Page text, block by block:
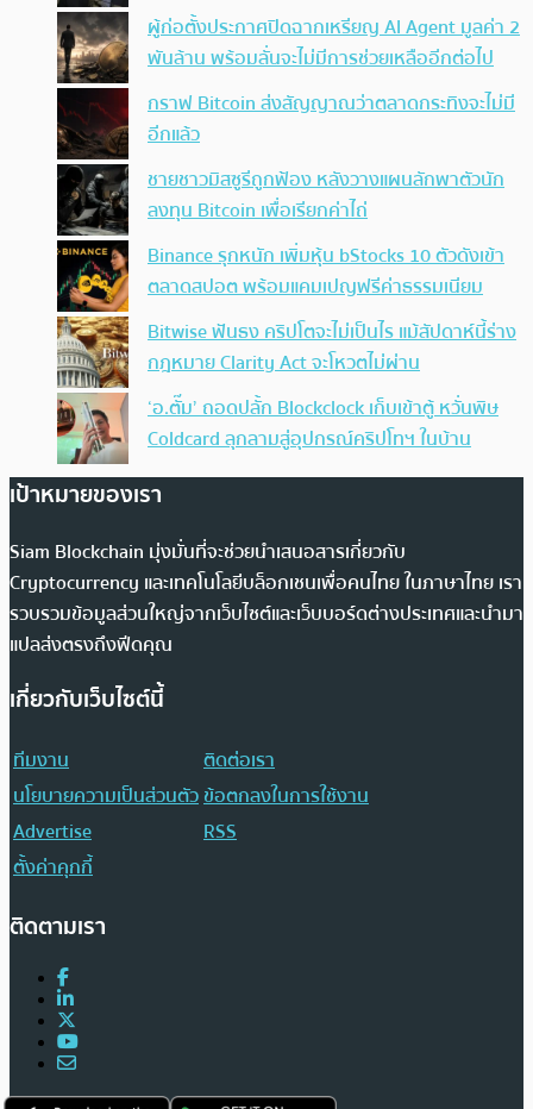
ผู้ก่อตั้งประกาศปิดฉากเหรียญ AI Agent มูลค่า 2
พันล้าน พร้อมลั่นจะไม่มีการช่วยเหลืออีกต่อไป
กราฟ Bitcoin ส่งสัญญาณว่าตลาดกระทิงจะไม่มี
อีกแล้ว
ชายชาวมิสซูรีถูกฟ้อง หลังวางแผนลักพาตัวนัก
ลงทุน Bitcoin เพื่อเรียกค่าไถ่
Binance รุกหนัก เพิ่มหุ้น bStocks 10 ตัวดังเข้า
ตลาดสปอต พร้อมแคมเปญฟรีค่าธรรมเนียม
Bitwise ฟันธง คริปโตจะไม่เป็นไร แม้สัปดาห์นี้ร่าง
กฎหมาย Clarity Act จะโหวตไม่ผ่าน
‘อ.ตั๊ม’ ถอดปลั้ก Blockclock เก็บเข้าตู้ หวั่นพิษ
Coldcard ลุกลามสู่อุปกรณ์คริปโทฯ ในบ้าน
เป้าหมายของเรา
Siam Blockchain มุ่งมั่นที่จะช่วยนำเสนอสารเกี่ยวกับ
Cryptocurrency และเทคโนโลยีบล็อกเชนเพื่อคนไทย ในภาษาไทย เรา
รวบรวมข้อมูลส่วนใหญ่จากเว็บไซต์และเว็บบอร์ดต่างประเทศและนำมา
แปลส่งตรงถึงฟีดคุณ
เกี่ยวกับเว็บไซต์นี้
ทีมงาน
ติดต่อเรา
นโยบายความเป็นส่วนตัวข้อตกลงในการใช้งาน
Advertise
RSS
ตั้งค่าคุกกี้
ติดตามเรา